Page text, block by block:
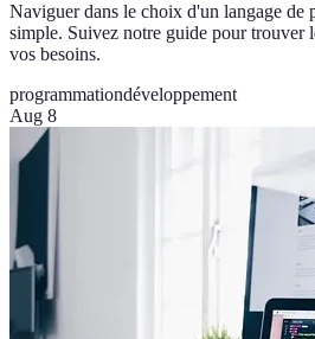
Naviguer dans le choix d'un langage de
simple. Suivez notre guide pour trouver
vos besoins.
programmationdéveloppement
Aug 8